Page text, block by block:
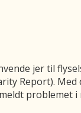
jer til
Report).
problemet i